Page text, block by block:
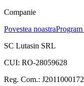
Companie
Povestea noastra
SC Lutasin SRL
CUI: RO-28059628
Reg. Com.: